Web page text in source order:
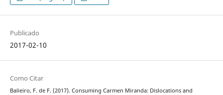
Publicado
2017-02-10
Como Citar
Balieiro, F. de F. (2017). Consuming Carmen Miranda: Dislocations and